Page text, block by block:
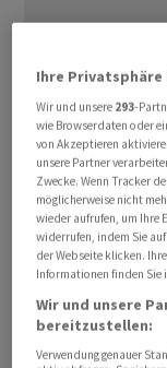
Der Dax zeigte
einen weiteren
gemacht hatte.
gab er um 0,1
mit den
mit 31.847
Eurozonen-
Die verhaltene
Ihre
Wir und unsere 293-
wie Browserdaten oder
von Akzeptieren
unsere Partner
Zwecke. Wenn Tracker
möglicherweise nicht
wieder aufrufen, um Ihre
widerrufen, indem Sie
der Webseite klicken.
Informationen finden Sie
Wir und unsere
bereitzustellen:
Verwendung genauer